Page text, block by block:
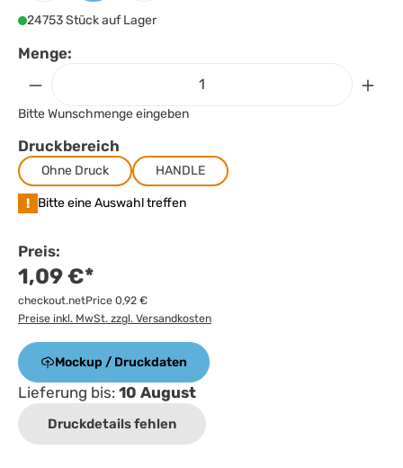
24753 Stück auf Lager
Menge:
Bitte Wunschmenge eingeben
Druckbereich
Ohne Druck HANDLE
! Bitte eine Auswahl treffen
Preis:
1,09 €*
checkout.netPrice 0,92 €
Preise inkl. MwSt. zzgl. Versandkosten
Mockup / Druckdaten
Lieferung bis: 10 August
Druckdetails fehlen